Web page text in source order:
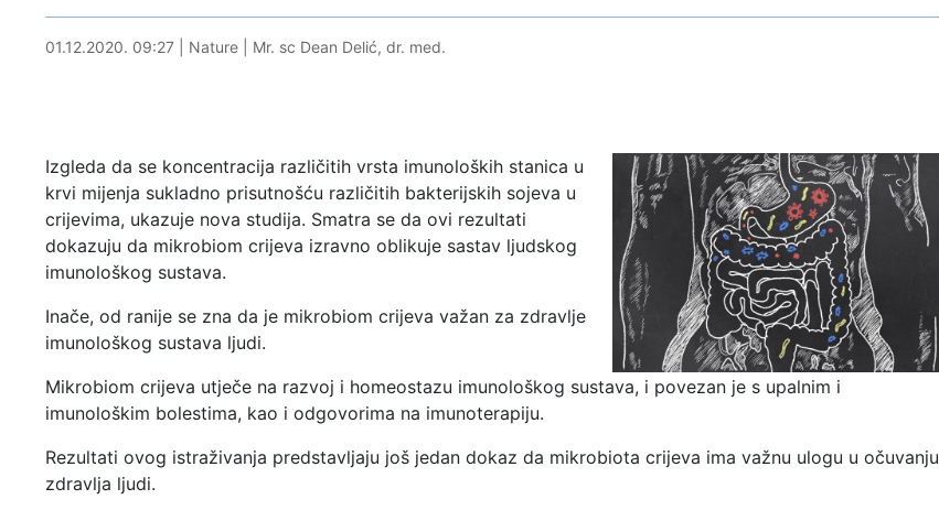
01.12.2020. 09:42
01.12.2020. 09:27| Nature| Mr. sc Dean Delić, dr. med.
Izgleda da se koncentracija različitih vrsta imunoloških stanica u
krvi mijenja sukladno prisutnošću različitih bakterijskih sojeva u
crijevima, ukazuje nova studija. Smatra se da ovi rezultati
dokazuju da mikrobiom crijeva izravno oblikuje sastav ljudskog
imunološkog sustava.
Inače, od ranije se zna da je mikrobiom crijeva važan za zdravlje
imunološkog sustava ljudi.
Mikrobiom crijeva utječe na razvoj i homeostazu imunološkog sustava, i povezan je s upalnim i
imunološkim bolestima, kao i odgovorima na imunoterapiju.
Rezultati ovog istraživanja predstavljaju još jedan dokaz da mikrobiota crijeva ima važnu ulogu u očuvanju
zdravlja ljudi.